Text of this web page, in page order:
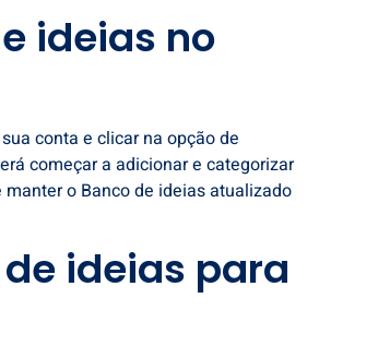
ideias no
conta e clicar na opção de
começar a adicionar e categorizar
o Banco de ideias atualizado
ideias para